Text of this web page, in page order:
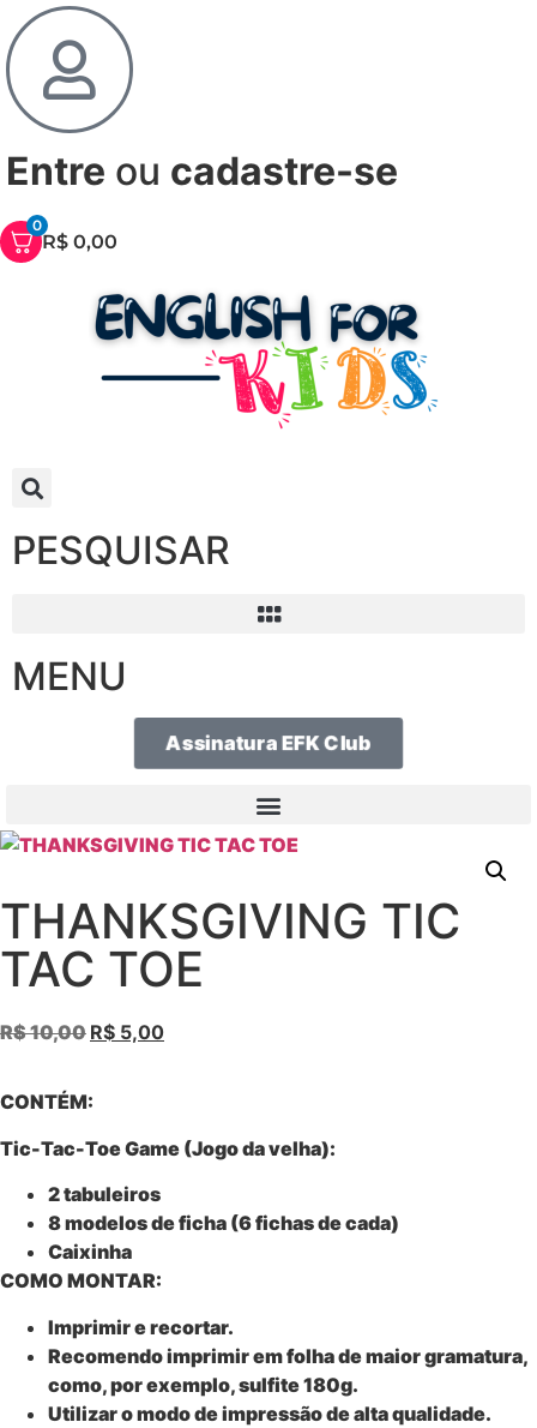
Entre ou cadastre-se
0
R$ 0,00
PESQUISAR
MENU
Assinatura EFK Club
THANKSGIVING TIC
TAC TOE
R$10,00 R$ 5,00
CONTÉM:
Tic-Tac-Toe Game (Jogo da velha):
2 tabuleiros
8 modelos de ficha (6 fichas de cada)
Caixinha
COMO MONTAR:
Imprimir e recortar.
Recomendo imprimir em folha de maior gramatura,
como, por exemplo, sulfite 180g.
Utilizar o modo de impressão de alta qualidade.